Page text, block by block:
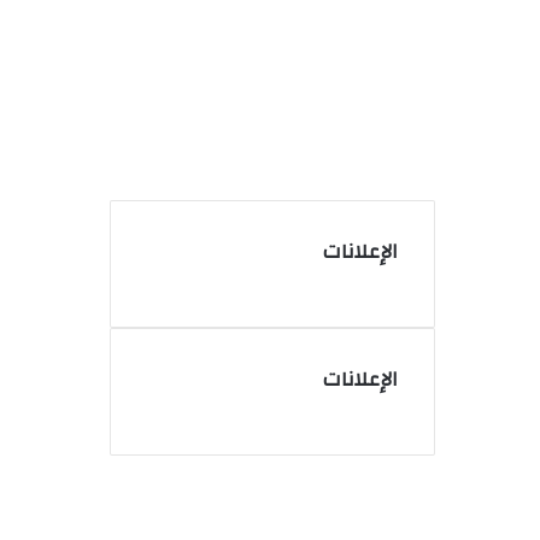
الإعلانات
الإعلانات